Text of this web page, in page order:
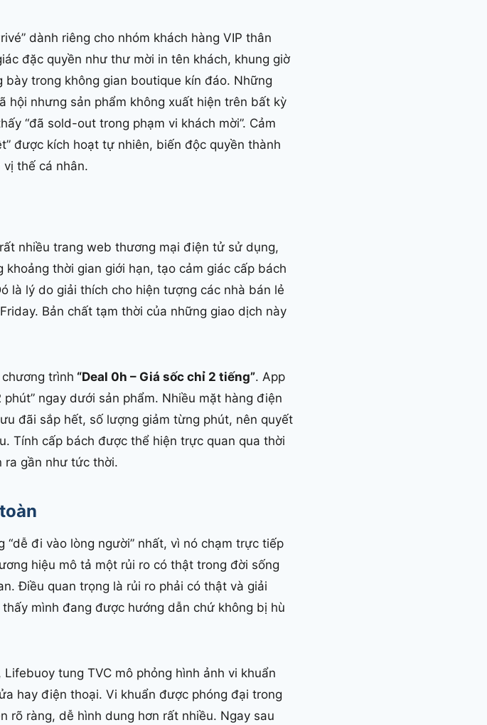
dành riêng cho nhóm khách hàng VIP thân
đặc quyền như thư mời in tên khách, khung giờ
trong không gian boutique kín đáo. Những
hội nhưng sản phẩm không xuất hiện trên bất kỳ
“đã sold-out trong phạm vi khách mời”. Cảm
được kích hoạt tự nhiên, biến độc quyền thành
thế cá nhân.
nhiều trang web thương mại điện tử sử dụng,
thời gian giới hạn, tạo cảm giác cấp bách
là lý do giải thích cho hiện tượng các nhà bán lẻ
Bản chất tạm thời của những giao dịch này
trình “Deal 0h – Giá sốc chỉ 2 tiếng”. App
ngay dưới sản phẩm. Nhiều mặt hàng điện
đãi sắp hết, số lượng giảm từng phút, nên quyết
Tính cấp bách được thể hiện trực quan qua thời
ra gần như tức thời.
đi vào lòng người” nhất, vì nó chạm trực tiếp
hiệu mô tả một rủi ro có thật trong đời sống
Điều quan trọng là rủi ro phải có thật và giải
mình đang được hướng dẫn chứ không bị hù
tung TVC mô phỏng hình ảnh vi khuẩn
hay điện thoại. Vi khuẩn được phóng đại trong
rõ ràng, dễ hình dung hơn rất nhiều. Ngay sau